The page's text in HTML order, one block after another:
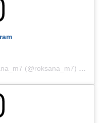
(@roksana_m7)